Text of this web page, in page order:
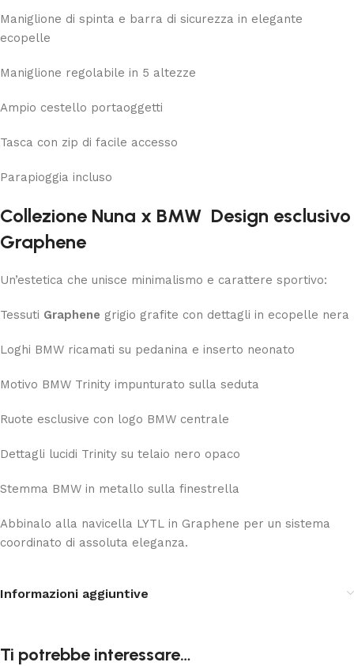
Maniglione di spinta e barra di sicurezza in elegante
ecopelle
Maniglione regolabile in 5 altezze
Ampio cestello portaoggetti
Tasca con zip di facile accesso
Parapioggia incluso
Collezione Nuna x BMW Design esclusivo
Graphene
Un’estetica che unisce minimalismo e carattere sportivo:
Tessuti Graphene grigio grafite con dettagli in ecopelle nera
Loghi BMW ricamati su pedanina e inserto neonato
Motivo BMW Trinity impunturato sulla seduta
Ruote esclusive con logo BMW centrale
Dettagli lucidi Trinity su telaio nero opaco
Stemma BMW in metallo sulla finestrella
Abbinalo alla navicella LYTL in Graphene per un sistema
coordinato di assoluta eleganza.
Informazioni aggiuntive
Ti potrebbe interessare…